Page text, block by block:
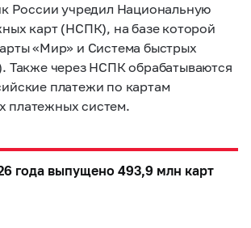
России учредил Национальную
карт (НСПК), на базе которой
«Мир» и Система быстрых
Также через НСПК обрабатываются
платежи по картам
платежных систем.
года выпущено 493,9 млн карт